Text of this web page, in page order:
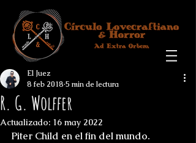
R. G. Wolffer
El Juez
8 feb 2018 5 min de lectura
Actualizado: 16 may 2022
Piter Child en el fin del mundo.